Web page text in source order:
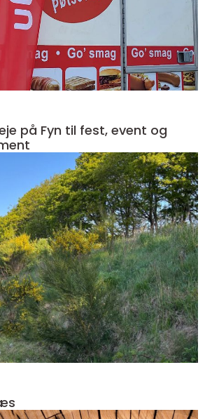
på Fyn til fest, event og